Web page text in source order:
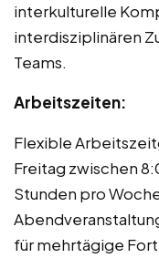
interkulturelle
interdisziplinären
Teams.
Arbeitszeiten:
Flexible
Freitag zwischen
Stunden pro
für mehrtägige